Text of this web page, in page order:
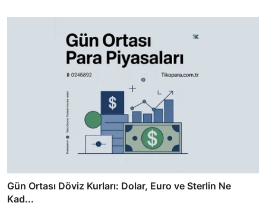
Gün Ortası Döviz Kurları: Dolar, Euro ve Sterlin Ne
Kad...